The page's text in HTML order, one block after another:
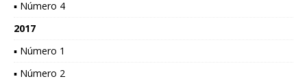
▪ Número 4
2017
▪ Número 1
▪ Número 2